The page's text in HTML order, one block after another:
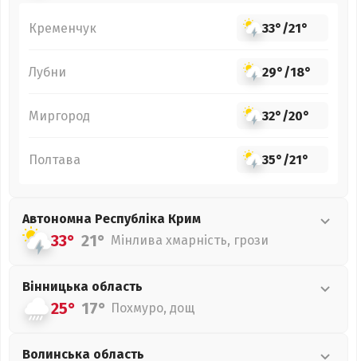
Кременчук 33°/21°
Лубни 29°/18°
Миргород 32°/20°
Полтава 35°/21°
Автономна Республіка Крим
33° 21° Мінлива хмарність, грози
Вінницька область
25° 17° Похмуро, дощ
Волинська область